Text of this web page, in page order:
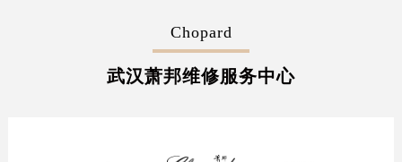
Chopard
武汉萧邦维修服务中心